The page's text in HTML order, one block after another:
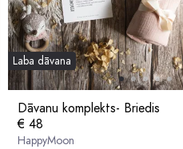
Laba dāvana
Dāvanu komplekts- Briedis
€ 48
HappyMoon